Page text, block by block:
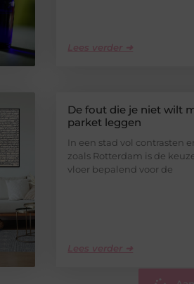
Lees verder ➜
De fout die je niet wilt
parket leggen
In een stad vol contrasten
zoals Rotterdam is de
vloer bepalend voor de
Lees verder ➜